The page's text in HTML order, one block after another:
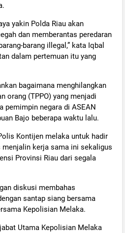
yakin Polda Riau akan
dan memberantas peredaran
barang illegal,” kata Iqbal
dalam pertemuan itu yang
bagaimana menghilangkan
orang (TPPO) yang menjadi
pemimpin negara di ASEAN
Bajo beberapa waktu lalu.
Kontijen melaka untuk hadir
menjalin kerja sama ini sekaligus
Provinsi Riau dari segala
diskusi membahas
santap siang bersama
Kepolisian Melaka.
Utama Kepolisian Melaka